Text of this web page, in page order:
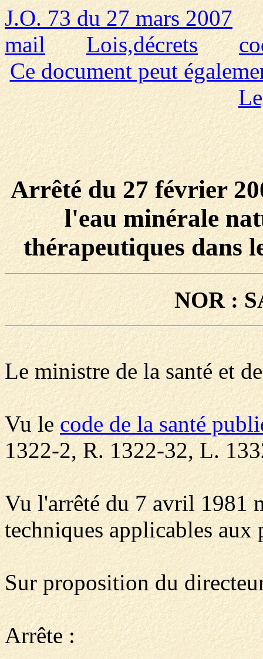
J.O. 73 du 27 mars 2007
mail
Lois,décrets
Ce document peut
Arrêté du 27 février
l'eau minérale
thérapeutiques dans
NOR :
Le ministre de la santé et
Vu lecode de la santé
1322-2, R. 1322-32, L.
Vu l'arrêté du 7 avril 1981
techniques applicables aux
Sur proposition du
Arrête :